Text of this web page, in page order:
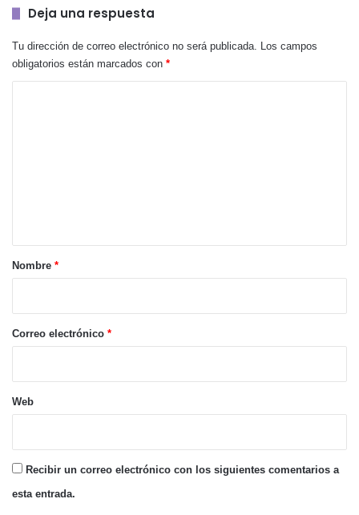
Deja una respuesta
Tu dirección de correo electrónico no será publicada. Los campos
obligatorios están marcados con *
r
*
Nombre *
Correo electrónico *
Web
Recibir un correo electrónico con los siguientes comentarios a
esta entrada.